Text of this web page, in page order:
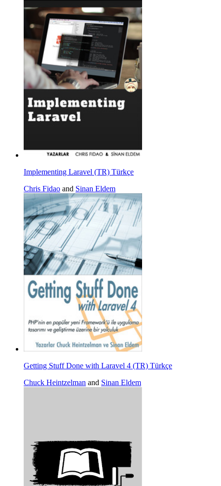
Implementing Laravel (TR) Türkçe
Chris Fidao and Sinan Eldem
Getting Stuff Done with Laravel 4 (TR) Türkçe
Chuck Heintzelman and Sinan Eldem